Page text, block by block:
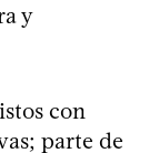
y
con
parte de